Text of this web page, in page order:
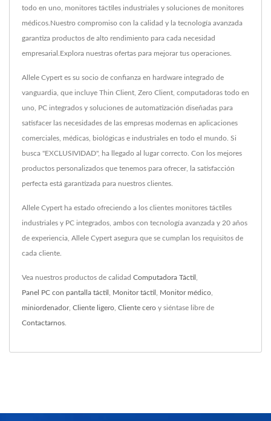
todo en uno, monitores táctiles industriales y soluciones de monitores
médicos.Nuestro compromiso con la calidad y la tecnología avanzada
garantiza productos de alto rendimiento para cada necesidad
empresarial.Explora nuestras ofertas para mejorar tus operaciones.
Allele Cypert es su socio de confianza en hardware integrado de
vanguardia, que incluye Thin Client, Zero Client, computadoras todo en
uno, PC integrados y soluciones de automatización diseñadas para
satisfacer las necesidades de las empresas modernas en aplicaciones
comerciales, médicas, biológicas e industriales en todo el mundo. Si
busca "EXCLUSIVIDAD", ha llegado al lugar correcto. Con los mejores
productos personalizados que tenemos para ofrecer, la satisfacción
perfecta está garantizada para nuestros clientes.
Allele Cypert ha estado ofreciendo a los clientes monitores táctiles
industriales y PC integrados, ambos con tecnología avanzada y 20 años
de experiencia, Allele Cypert asegura que se cumplan los requisitos de
cada cliente.
Vea nuestros productos de calidad Computadora Táctil
Panel PC con pantalla táctil Monitor táctil Monitor médico
miniordenador, Cliente ligero Cliente cero y siéntase libre de
Contactarnos